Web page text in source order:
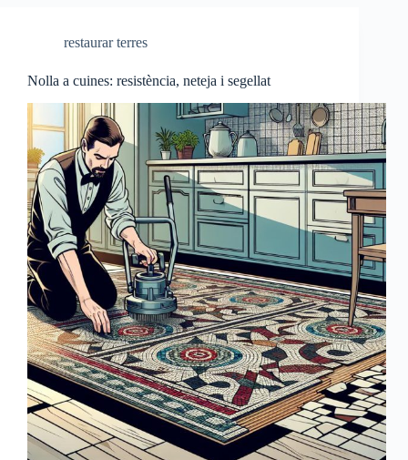
restaurar terres
Nolla a cuines: resistència, neteja i segellat